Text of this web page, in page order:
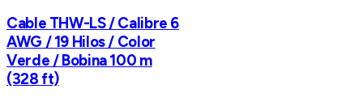
Cable THW-LS / Calibre 6
AWG / 19 Hilos / Color
Verde / Bobina 100 m
(328 ft)